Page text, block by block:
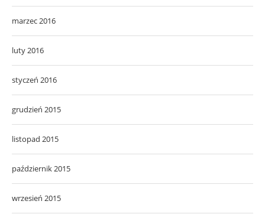
marzec 2016
luty 2016
styczeń 2016
grudzień 2015
listopad 2015
październik 2015
wrzesień 2015